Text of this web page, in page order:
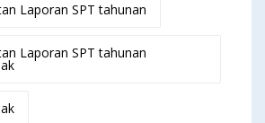
Laporan SPT tahunan
Laporan SPT tahunan